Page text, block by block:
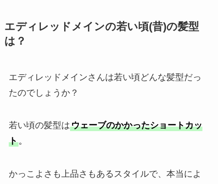
エディレッドメインの若い頃(昔)の髪型
は？
エディレッドメインさんは若い頃どんな髪型だっ
たのでしょうか？
若い頃の髪型はウェーブのかかったショートカッ
ト。
かっこよさも上品さもあるスタイルで、本当によ